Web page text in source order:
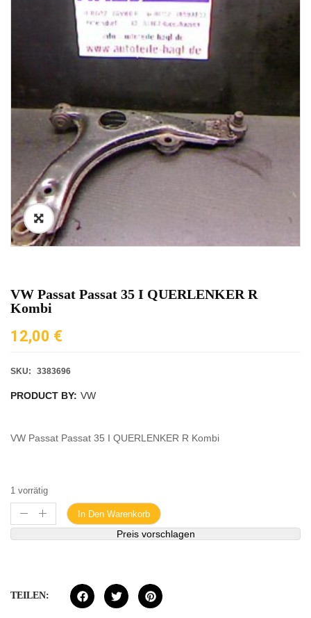
VW Passat Passat 35 I QUERLENKER R
Kombi
12,00 €
SKU: 3383696
PRODUCT BY: VW
VW Passat Passat 35 I QUERLENKER R Kombi
1 vorrätig
In Den Warenkorb
Preis vorschlagen
TEILEN: